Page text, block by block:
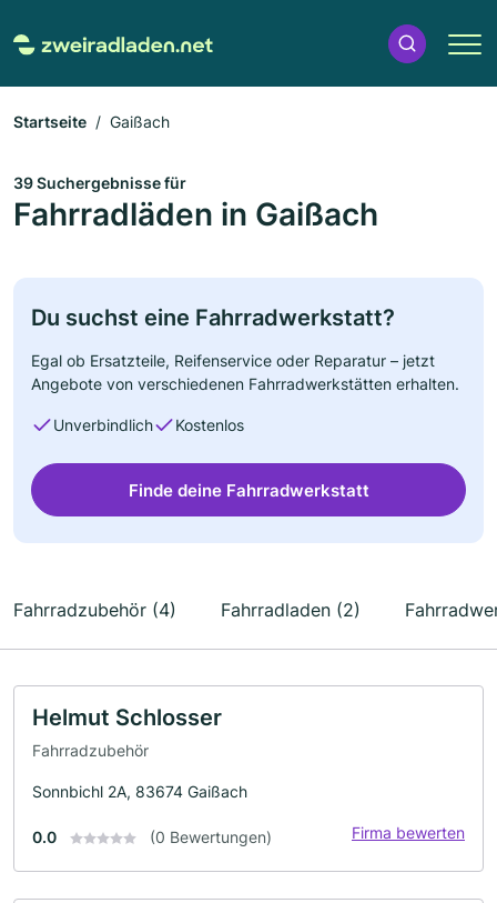
Startseite Gaißach
39 Suchergebnisse für
Fahrradläden in Gaißach
Du suchst eine Fahrradwerkstatt?
Egal ob Ersatzteile, Reifenservice oder Reparatur – jetzt
Angebote von verschiedenen Fahrradwerkstätten erhalten.
Unverbindlich Kostenlos
Finde deine Fahrradwerkstatt
Fahrradzubehör (4) Fahrradladen (2)
Helmut Schlosser
Fahrradzubehör
Sonnbichl 2A, 83674 Gaißach
0.0 (0 Bewertungen) Firma bewerten